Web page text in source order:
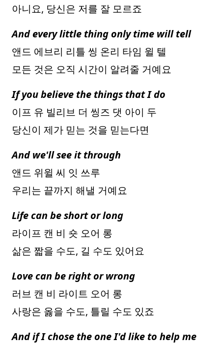
아니요, 당신은 저를 잘 모르죠
And every little thing only time will tell
앤드 에브리 리틀 씽 온리 타임 윌 텔
모든 것은 오직 시간이 알려줄 거예요
If you believe the things that I do
이프 유 빌리브 더 씽즈 댓 아이 두
당신이 제가 믿는 것을 믿는다면
And we'll see it through
앤드 위윌 씨 잇 쓰루
우리는 끝까지 해낼 거예요
Life can be short or long
라이프 캔 비 숏 오어 롱
삶은 짧을 수도, 길 수도 있어요
Love can be right or wrong
러브 캔 비 라이트 오어 롱
사랑은 옳을 수도, 틀릴 수도 있죠
And if I chose the one I'd like to help me